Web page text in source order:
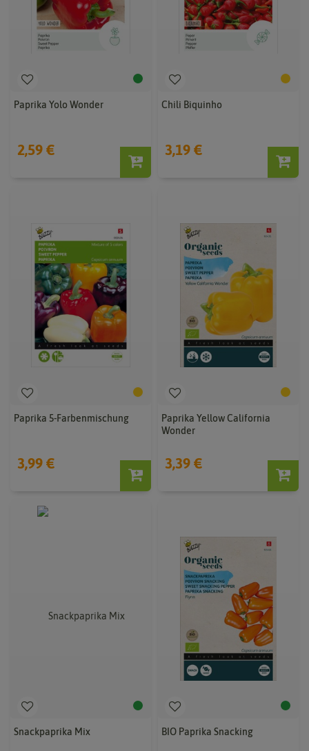
Paprika Yolo Wonder
2,59 €
Chili Biquinho
3,19 €
Paprika 5-Farbenmischung
3,99 €
Paprika Yellow California
Wonder
3,39 €
Snackpaprika Mix BIO Paprika Snacking